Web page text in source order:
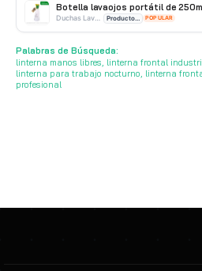
Botella lavaojos portátil de
POPULAR
Lavaojos portátil ABS CEG 3007-p
Duchas Lavaojos Portatiles CEG
Palabras de Búsqueda:
linterna manos libres, linterna frontal
linterna para trabajo nocturno, linterna
profesional